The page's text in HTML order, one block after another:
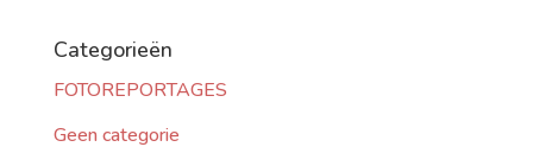
Categorieën
FOTOREPORTAGES
Geen categorie